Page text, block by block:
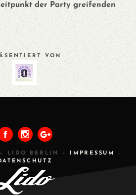
der Party greifenden
VON
LIDO BERLIN – IMPRESSUM
-